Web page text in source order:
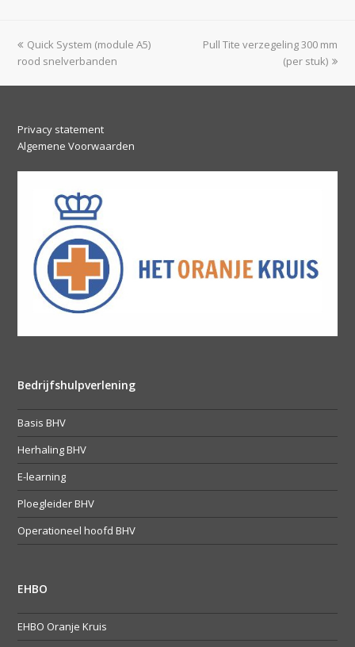
previous
post:
Quick System (module A5)
rood snelverbanden
next
Pull Tite verzegeling 300 mm
(per stuk)
Privacy statement
Algemene Voorwaarden
Bedrijfshulpverlening
Basis BHV
Herhaling BHV
E-learning
Ploegleider BHV
Operationeel hoofd BHV
EHBO
EHBO Oranje Kruis